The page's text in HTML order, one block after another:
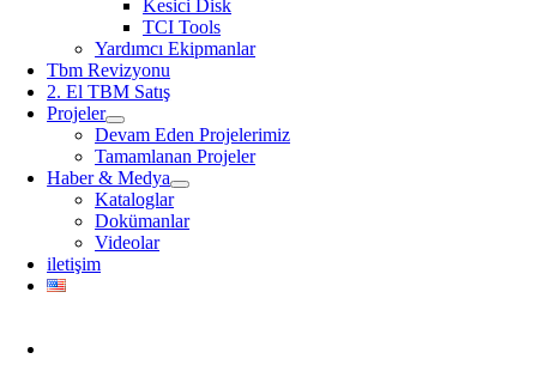
Kesici Disk
TCI Tools
Yardımcı Ekipmanlar
Tbm Revizyonu
2. El TBM Satış
Projeler
Devam Eden Projelerimiz
Tamamlanan Projeler
Haber & Medya
Kataloglar
Dokümanlar
Videolar
iletişim